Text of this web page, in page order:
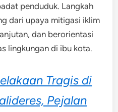
penduduk. Langkah
dari upaya mitigasi iklim
dan berorientasi
lingkungan di ibu kota.
Tragis di
Pejalan